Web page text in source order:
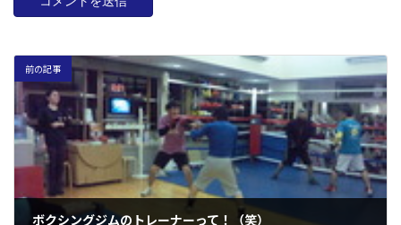
前の記事
ボクシングジムのトレーナーって！（笑）